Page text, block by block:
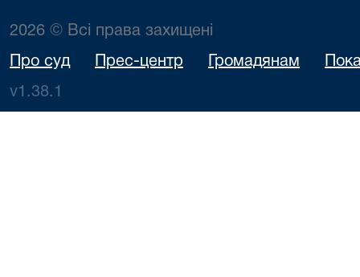
2026 © Всі права захищені
Про суд Прес-центр Громадянам
v1.38.1